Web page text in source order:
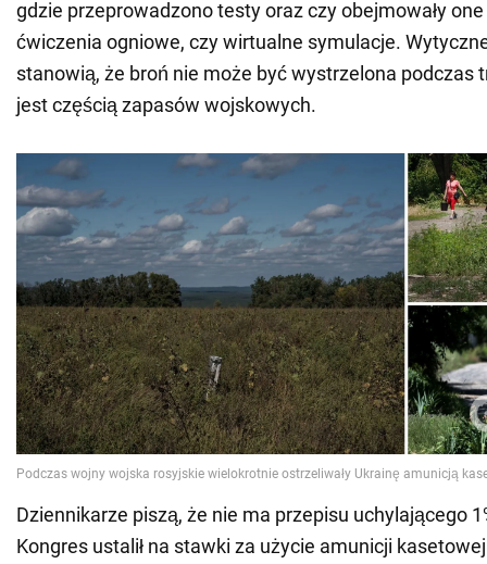
gdzie przeprowadzono testy oraz czy obejmowały
ćwiczenia ogniowe, czy wirtualne symulacje.
stanowią, że broń nie może być wystrzelona podczas
jest częścią zapasów wojskowych.
Dziennikarze piszą, że nie ma przepisu uchylającego
Kongres ustalił na stawki za użycie amunicji